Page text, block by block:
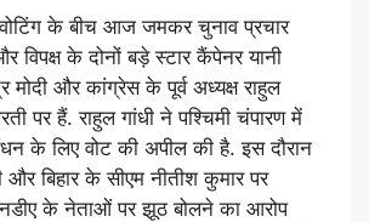
वोटिंग के बीच आज जमकर चुनाव प्रचार
विपक्ष के दोनों बड़े स्टार कैंपेनर यानी
मोदी और कांग्रेस के पूर्व अध्यक्ष राहुल
पर हैं. राहुल गांधी ने पश्चिमी चंपारण में
के लिए वोट की अपील की है. इस दौरान
और बिहार के सीएम नीतीश कुमार पर
के नेताओं पर झूठ बोलने का आरोप